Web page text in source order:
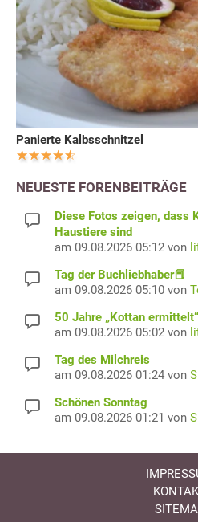
Panierte Kalbsschnitzel
NEUESTE FORENBEITRÄGE
Diese Fotos zeigen, dass
Haustiere sind
am 09.08.2026 05:12 von
Tag der Buchliebhaber📕
am 09.08.2026 05:10 von
50 Jahre „Kottan ermittelt“
am 09.08.2026 05:02 von
Tag des Milchreis
am 09.08.2026 01:24 von
Schönen Sonntag
am 09.08.2026 01:21 von